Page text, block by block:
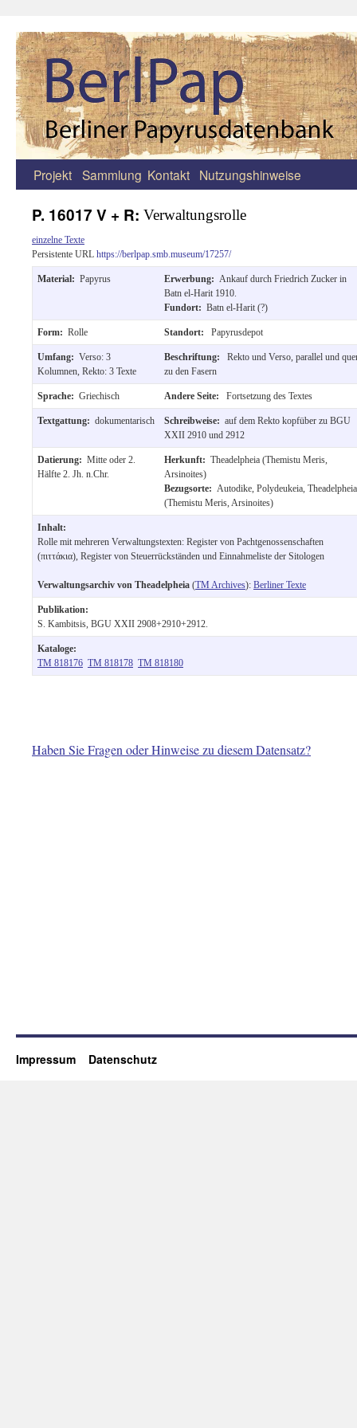
Zum
springen
Projekt Sammlung Kontakt Nutzungshinweise
P. 16017 V + R: Verwaltungsrolle
einzelne Texte
Persistente URL https://berlpap.smb.museum/17257/
Material: Papyrus Erwerbung: Ankauf durch Friedrich Zucker in
Batn el-Harit 1910.
Fundort: Batn el-Harit (?)
Form: Rolle Standort: Papyrusdepot
Umfang: Verso: 3
Kolumnen, Rekto: 3 Texte
Beschriftung:
Rekto und Verso, parallel und
zu den Fasern
Sprache: Griechisch Andere Seite: Fortsetzung des Textes
Textgattung: dokumentarisch Schreibweise: auf dem Rekto kopfüber zu BGU
XXII 2910 und 2912
Datierung: Mitte oder 2.
Hälfte 2. Jh. n.Chr.
Herkunft: Theadelpheia (Themistu Meris,
Arsinoites)
Bezugsorte: Autodike, Polydeukeia, Theadelpheia
(Themistu Meris, Arsinoites)
Inhalt:
Rolle mit mehreren Verwaltungstexten: Register von Pachtgenossenschaften
(πιττάκια), Register von Steuerrückständen und Einnahmeliste der Sitologen
Verwaltungsarchiv von Theadelpheia (TM Archives): Berliner Texte
Publikation:
S. Kambitsis, BGU XXII 2908+2910+2912.
Kataloge:
TM 818176 TM 818178 TM 818180
Haben Sie Fragen oder Hinweise zu diesem Datensatz?
Impressum Datenschutz